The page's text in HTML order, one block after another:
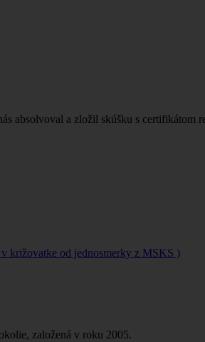
absolvoval a zložil skúšku s
križovatke od jednosmerky z MSKS )
založená v roku 2005.